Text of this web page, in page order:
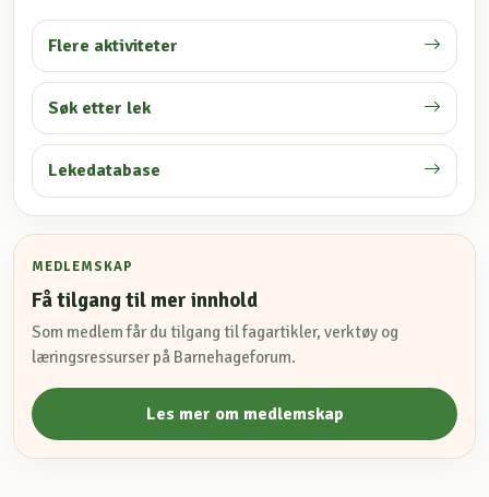
Flere aktiviteter
Søk etter lek
Lekedatabase
MEDLEMSKAP
Få tilgang til mer innhold
Som medlem får du tilgang til fagartikler, verktøy og
læringsressurser på Barnehageforum.
Les mer om medlemskap